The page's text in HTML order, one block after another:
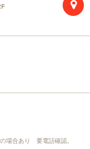
場合あり 要電話確認。